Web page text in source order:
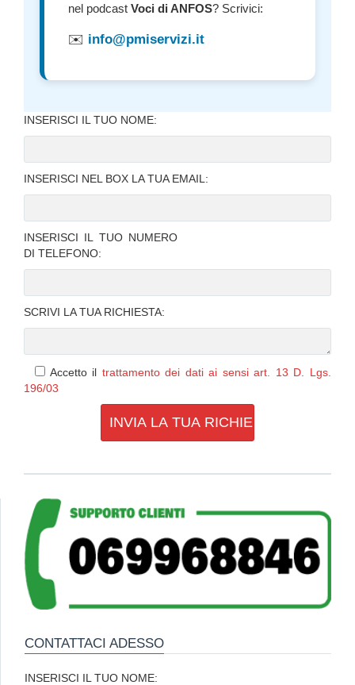
nel podcast Voci di ANFOS? Scrivici:
✉️ info@pmiservizi.it
INSERISCI IL TUO NOME:
INSERISCI NEL BOX LA TUA EMAIL:
INSERISCI IL TUO NUMERO
DI TELEFONO:
SCRIVI LA TUA RICHIESTA:
Accetto il trattamento dei dati ai sensi art. 13 D. Lgs.
196/03
CONTATTACI ADESSO
INSERISCI IL TUO NOME: